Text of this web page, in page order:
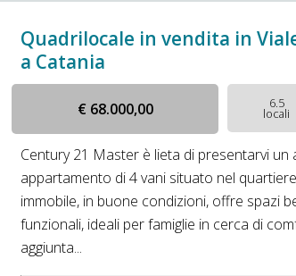
Quadrilocale in vendita in
a Catania
€ 68.000,00 6.5
locali
Century 21 Master è lieta di presentarvi un
appartamento di 4 vani situato nel
immobile, in buone condizioni, offre spazi
funzionali, ideali per famiglie in cerca di
aggiunta...